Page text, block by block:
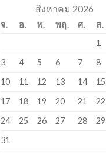
สิงหาคม 2026
จ. อ. พ. พฤ. ศ. ส.
1
3
4 5 6 7 8
10
11 12 13 14 15
17
18 19 20 21 22
24
25 26 27 28 29
31